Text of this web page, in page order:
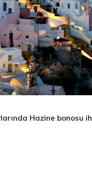
Hazine bonosu